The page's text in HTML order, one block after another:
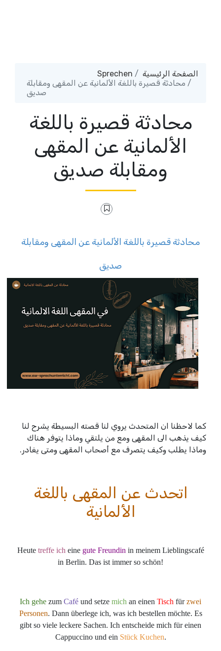
الصفحة الرئيسية
Sprechen
محادثة قصيرة باللغة الألمانية عن المقهى ومقابلة
صديق
محادثة قصيرة باللغة
الألمانية عن المقهى
ومقابلة صديق
محادثة قصيرة باللغة الألمانية عن المقهى ومقابلة
صديق
كما لاحظنا ان المتحدث يروي لنا قصته البسيطة يشرح لنا
كيف يذهب الى المقهى ومع من يلتقي وماذا يتوفر هناك
وماذا يطلب وكيف يتصرف مع أصحاب المقهى ومتى يغادر.
اتحدث عن المقهى باللغة
الألمانية
Heute treffe ich eine gute Freundin in meinem Lieblingscafé
in Berlin. Das ist immer so schön!
Ich gehe zum Café und setze mich an einen Tisch fürzwei
Personen. Dann überlege ich, was ich bestellen möchte. Es
gibt so viele leckere Sachen. Ich entscheide mich für einen
Cappuccino und ein Stück Kuchen.